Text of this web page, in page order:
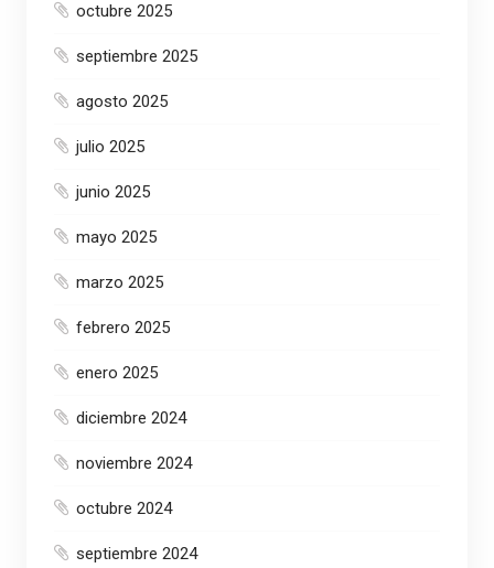
octubre 2025
septiembre 2025
agosto 2025
julio 2025
junio 2025
mayo 2025
marzo 2025
febrero 2025
enero 2025
diciembre 2024
noviembre 2024
octubre 2024
septiembre 2024